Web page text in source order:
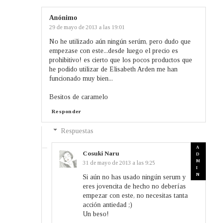
Anónimo
29 de mayo de 2013 a las 19:01
No he utilizado aún ningún serúm, pero dudo que
empezase con este...desde luego el precio es
prohibitivo! es cierto que los pocos productos que
he podido utilizar de Elisabeth Arden me han
funcionado muy bien...
Besitos de caramelo
Responder
Respuestas
Cosuki Naru
31 de mayo de 2013 a las 9:25
Si aún no has usado ningún serum y
eres jovencita de hecho no deberías
empezar con este, no necesitas tanta
acción antiedad ;)
Un beso!